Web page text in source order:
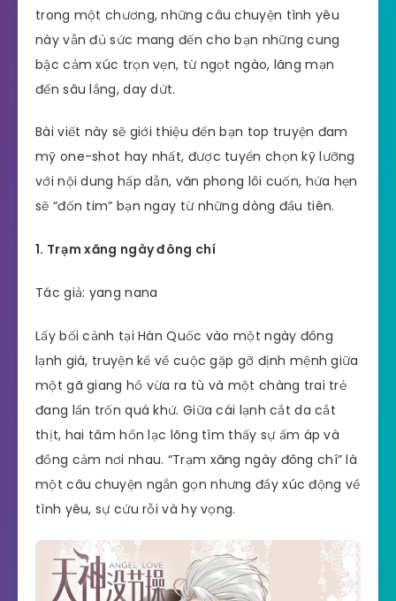
trong một chương, những câu chuyện tình yêu
này vẫn đủ sức mang đến cho bạn những cung
bậc cảm xúc trọn vẹn, từ ngọt ngào, lãng mạn
đến sâu lắng, day dứt.
Bài viết này sẽ giới thiệu đến bạn top truyện đam
mỹ one-shot hay nhất, được tuyển chọn kỹ lưỡng
với nội dung hấp dẫn, văn phong lôi cuốn, hứa hẹn
sẽ “đốn tim” bạn ngay từ những dòng đầu tiên.
1. Trạm xăng ngày đông chí
Tác giả: yang nana
Lấy bối cảnh tại Hàn Quốc vào một ngày đông
lạnh giá, truyện kể về cuộc gặp gỡ định mệnh giữa
một gã giang hồ vừa ra tù và một chàng trai trẻ
đang lẩn trốn quá khứ. Giữa cái lạnh cắt da cắt
thịt, hai tâm hồn lạc lõng tìm thấy sự ấm áp và
đồng cảm nơi nhau. “Trạm xăng ngày đông chí” là
một câu chuyện ngắn gọn nhưng đầy xúc động về
tình yêu, sự cứu rỗi và hy vọng.